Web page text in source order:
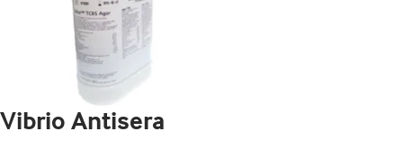
Vibrio Antisera